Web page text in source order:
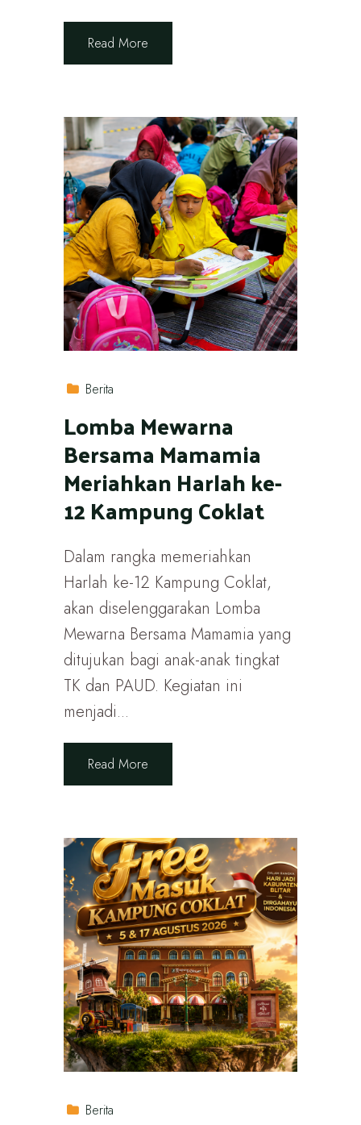
Read More
Berita
Lomba Mewarna
Bersama Mamamia
Meriahkan Harlah ke-
12 Kampung Coklat
Dalam rangka memeriahkan
Harlah ke-12 Kampung Coklat,
akan diselenggarakan Lomba
Mewarna Bersama Mamamia yang
ditujukan bagi anak-anak tingkat
TK dan PAUD. Kegiatan ini
menjadi...
Read More
Berita